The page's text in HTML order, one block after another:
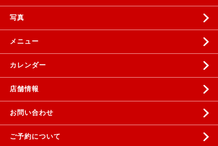
写真
メニュー
カレンダー
店舗情報
お問い合わせ
ご予約について